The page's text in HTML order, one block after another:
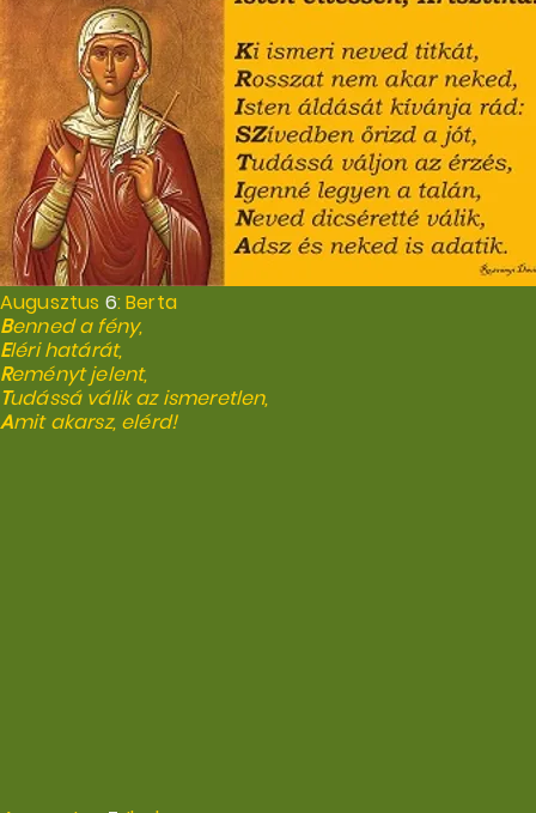
Augusztus 6: Berta
Benned a fény,
Eléri határát,
Reményt jelent,
Tudássá válik az ismeretlen,
Amit akarsz, elérd!